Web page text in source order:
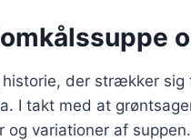
historie, der strækker
I takt med at
og variationer af